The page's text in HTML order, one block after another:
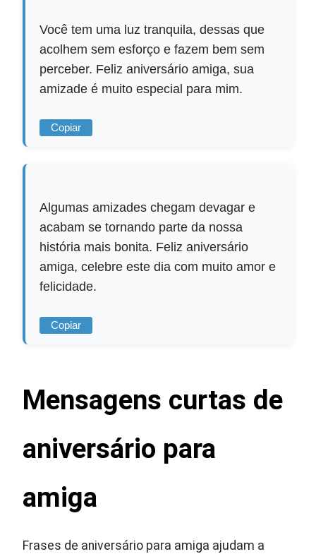
Você tem uma luz tranquila, dessas que
acolhem sem esforço e fazem bem sem
perceber. Feliz aniversário amiga, sua
amizade é muito especial para mim.
Copiar
Algumas amizades chegam devagar e
acabam se tornando parte da nossa
história mais bonita. Feliz aniversário
amiga, celebre este dia com muito amor e
felicidade.
Copiar
Mensagens curtas de
aniversário para
amiga
Frases de aniversário para amiga ajudam a